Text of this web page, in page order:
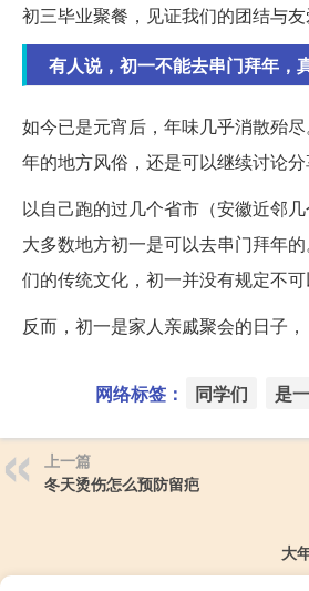
初三毕业聚餐，见证我们的团结与友
有人说，初一不能去串门拜年，
如今已是元宵后，年味几乎消散殆
年的地方风俗，还是可以继续讨论分
以自己跑的过几个省市（安徽近邻
大多数地方初一是可以去串门拜年
们的传统文化，初一并没有规定不可
反而，初一是家人亲戚聚会的日子，
网络标签： 同学们 是
上一篇
冬天烫伤怎么预防留疤
大